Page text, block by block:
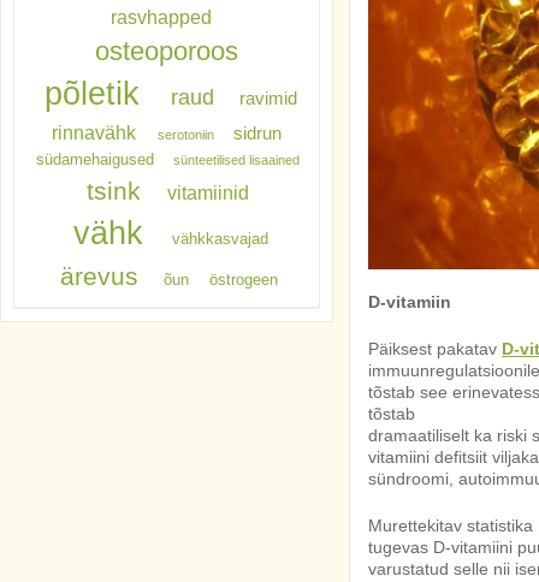
D-vitamiin
Päiksest pakatav D-
tõstab see
tõstab
dramaatiliselt ka riski
vitamiini defitsiit
sündroomi,
Murettekitav
tugevas D-vitamiini
varustatud selle nii
rasvhapped
osteoporoos
põletik raud ravimid
rinnavähk serotoniin sidrun
südamehaigused sünteetilised lisaained
tsink vitamiinid
vähk vähkkasvajad
ärevus õun östrogeen